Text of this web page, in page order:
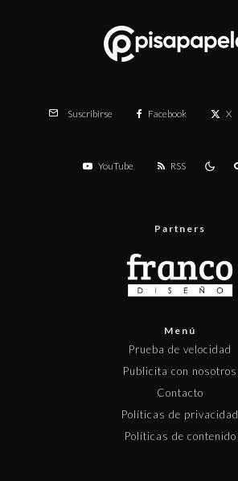
Suscribirse Facebook X
YouTube RSS
Partners
Menú
Prueba de velocidad
Publicita con nosotros
Contacto
Políticas de privacidad
Políticas de contenido